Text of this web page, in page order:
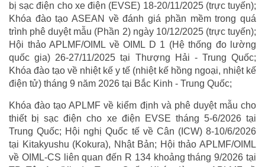
bị sạc điện cho xe điện (EVSE) 18-20/11/2025 (trực tuyến);
Khóa đào tạo ASEAN về đánh giá phần mềm trong quá
trình phê duyệt mẫu (Phần 2) ngày 10/12/2025 (trực tuyến);
Hội thảo APLMF/OIML về OIML D 1 (Hệ thống đo lường
quốc gia) 26-27/11/2025 tại Thượng Hải - Trung Quốc;
Khóa đào tạo về nhiệt kế y tế (nhiệt kế hồng ngoại, nhiệt kế
điện tử) tháng 9 năm 2026 tại Bắc Kinh - Trung Quốc;
Khóa đào tạo APLMF về kiểm định và phê duyệt mẫu cho
thiết bị sạc điện cho xe điện EVSE tháng 5-6/2026 tại
Trung Quốc; Hội nghị Quốc tế về Cân (ICW) 8-10/6/2026
tại Kitakyushu (Kokura), Nhật Bản; Hội thảo APLMF/OIML
về OIML-CS liên quan đến R 134 khoảng tháng 9/2026 tại